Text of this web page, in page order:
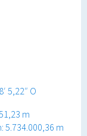
5,22″ O
m
5.734.000,36 m